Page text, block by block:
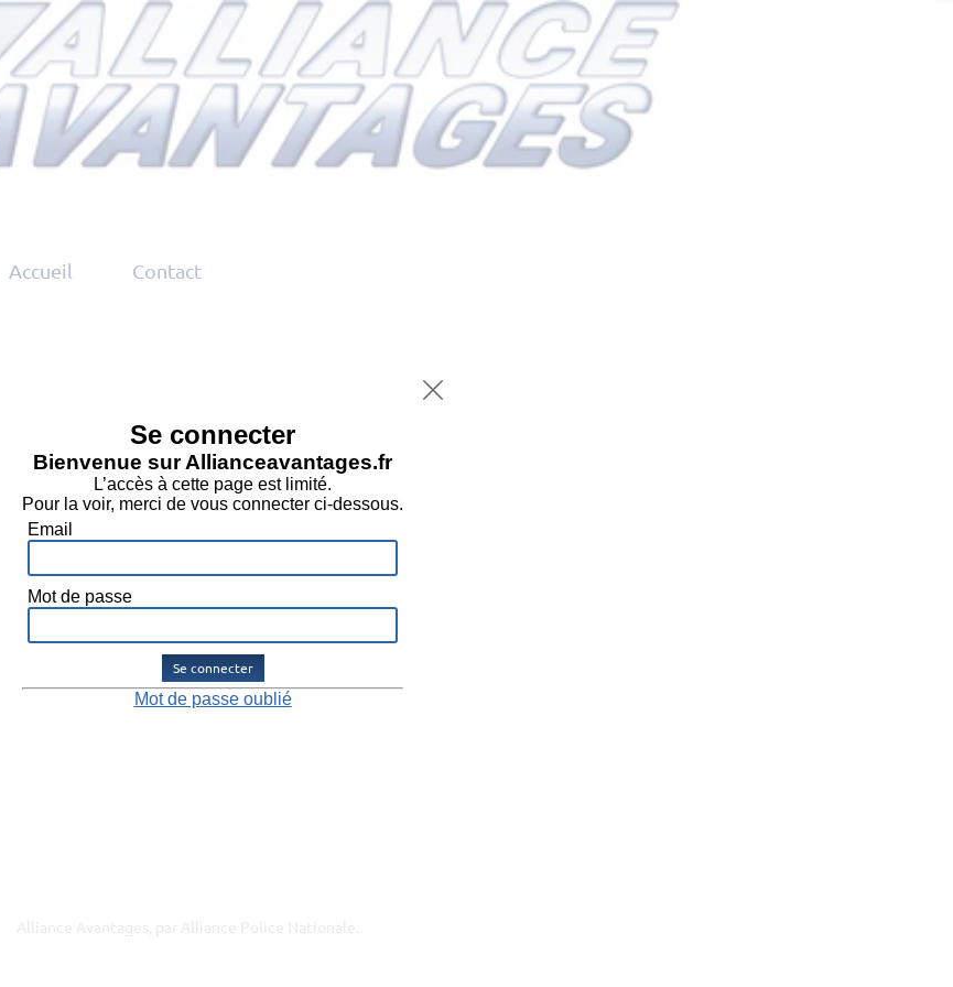
Accueil Contact

Se connecter
Bienvenue sur Allianceavantages.fr
L’accès à cette page est limité.
Pour la voir, merci de vous connecter ci-dessous.
Email
Mot de passe
Se connecter
Mot de passe oublié